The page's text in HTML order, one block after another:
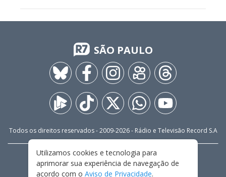
SÃO PAULO
Todos os direitos reservados - 2009-2026- Rádio e Televisão Record S.A
FALE CONOSCO
PRIVACIDADE
TERMOS E CONDIÇÕES DE USO
Utilizamos cookies e tecnologia para
aprimorar sua experiência de navegação de
acordo com o Aviso de Privacidade.